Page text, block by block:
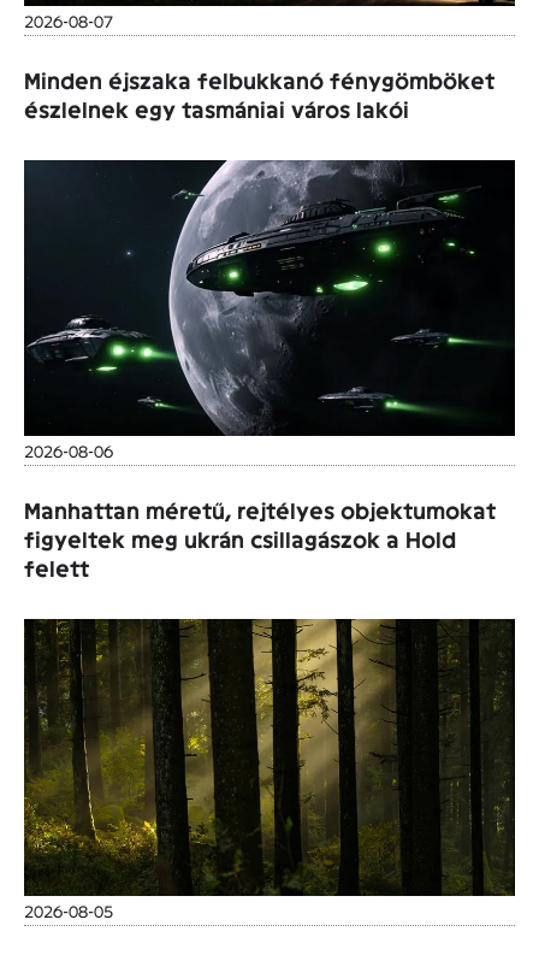
2026-08-07
Minden éjszaka felbukkanó fénygömböket
észlelnek egy tasmániai város lakói
2026-08-06
Manhattan méretű, rejtélyes objektumokat
figyeltek meg ukrán csillagászok a Hold
felett
2026-08-05